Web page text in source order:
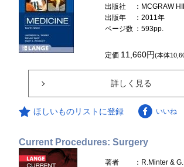
出版社
：MCGRAW
出版年
：2011年
ページ数 ：593pp.
定価 11,660円(本体
詳しく見る
ほしいものリストに登録 いいね
Current Procedures: Surgery
著者
：R.Minter &